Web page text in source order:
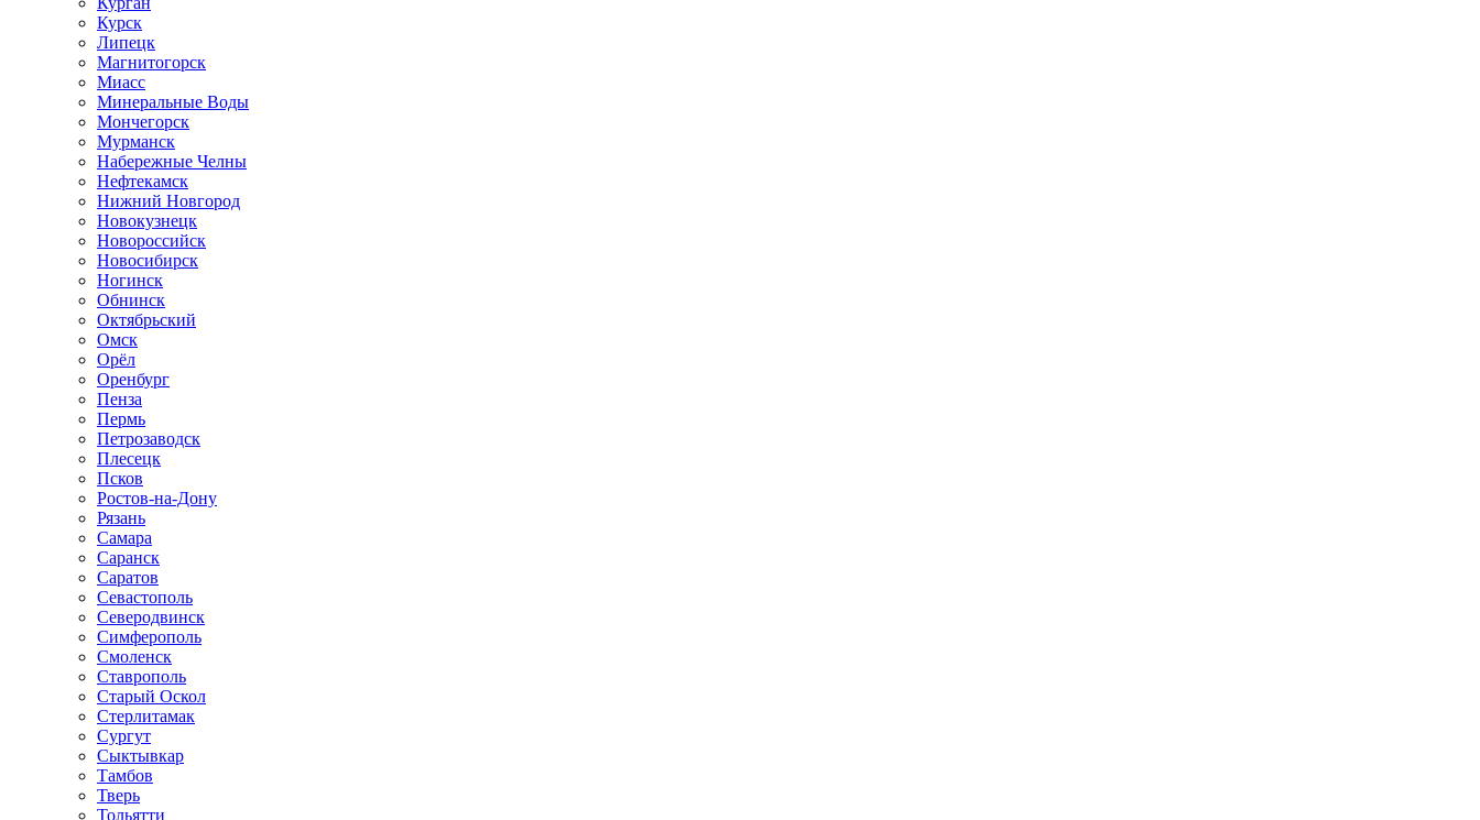
Курск
Липецк
Магнитогорск
Миасс
Минеральные Воды
Мончегорск
Мурманск
Набережные Челны
Нефтекамск
Нижний Новгород
Новокузнецк
Новороссийск
Новосибирск
Ногинск
Обнинск
Октябрьский
Омск
Орёл
Оренбург
Пенза
Пермь
Петрозаводск
Плесецк
Псков
Ростов-на-Дону
Рязань
Самара
Саранск
Саратов
Севастополь
Северодвинск
Симферополь
Смоленск
Ставрополь
Старый Оскол
Стерлитамак
Сургут
Сыктывкар
Тамбов
Тверь
Тольятти